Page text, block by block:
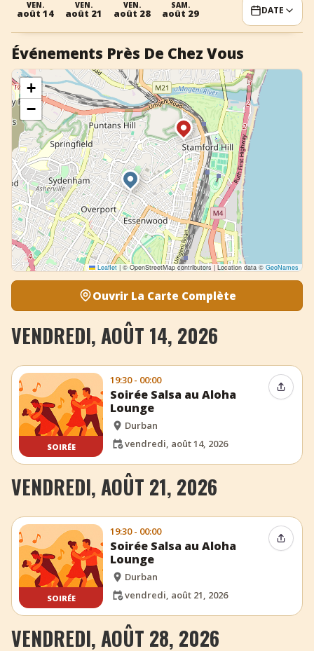
+ Ajouter un événement
VEN.
août 14
VEN.
août 21
VEN.
août 28
SAM.
août 29 DATE
Événements Près De Chez Vous
+
−
Leaflet |© OpenStreetMap contributors | Location data ©GeoNames
Ouvrir La Carte Complète
VENDREDI, AOÛT 14, 2026
SOIRÉE
19:30 - 00:00
Soirée Salsa au Aloha
Lounge
Durban
vendredi, août 14, 2026
VENDREDI, AOÛT 21, 2026
SOIRÉE
19:30 - 00:00
Soirée Salsa au Aloha
Lounge
Durban
vendredi, août 21, 2026
VENDREDI, AOÛT 28, 2026